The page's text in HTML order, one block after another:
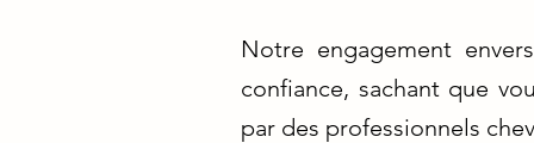
Notre engagement
confiance, sachant que
par des professionnels